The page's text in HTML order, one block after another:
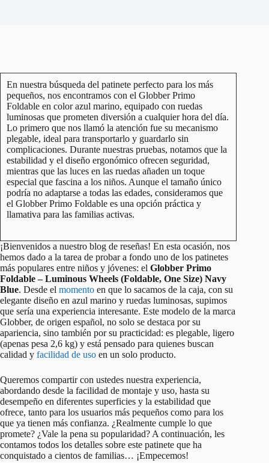
En nuestra búsqueda del patinete perfecto para los más
pequeños, nos encontramos con el Globber Primo
Foldable en color azul marino, equipado con ruedas
luminosas que prometen diversión a cualquier hora del día.
Lo primero que nos llamó la atención fue su mecanismo
plegable, ideal para transportarlo y guardarlo sin
complicaciones. Durante nuestras pruebas, notamos que la
estabilidad y el diseño ergonómico ofrecen seguridad,
mientras que las luces en las ruedas añaden un toque
especial que fascina a los niños. Aunque el tamaño único
podría no adaptarse a todas las edades, consideramos que
el Globber Primo Foldable es una opción práctica y
llamativa para las familias activas.
¡Bienvenidos a nuestro blog de reseñas! En esta ocasión, nos
hemos dado a la tarea de probar a fondo uno de los patinetes
más populares entre niños y jóvenes: el Globber Primo
Foldable – Luminous Wheels (Foldable, One Size) Navy
Blue. Desde el momento en que lo sacamos de la caja, con su
elegante diseño en azul marino y ruedas luminosas, supimos
que sería una experiencia interesante. Este modelo de la marca
Globber, de origen español, no solo se destaca por su
apariencia, sino también por su practicidad: es plegable, ligero
(apenas pesa 2,6 kg) y está pensado para quienes buscan
calidad y facilidad de uso en un solo producto.
Queremos compartir con ustedes nuestra experiencia,
abordando desde la facilidad de montaje y uso, hasta su
desempeño en diferentes superficies y la estabilidad que
ofrece, tanto para los usuarios más pequeños como para los
que ya tienen más confianza. ¿Realmente cumple lo que
promete? ¿Vale la pena su popularidad? A continuación, les
contamos todos los detalles sobre este patinete que ha
conquistado a cientos de familias… ¡Empecemos!